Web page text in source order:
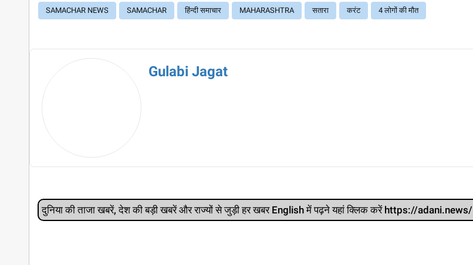
SAMACHAR NEWS SAMACHAR हिंन्दी समाचार MAHARASHTRA सतारा करंट 4 लोगों की मौत
Gulabi Jagat
दुनिया की ताजा खबरें, देश की बड़ी खबरें और राज्‍यों से जुड़ी हर खबर English में पढ़ने यहां क्लिक करें https://adani.news/